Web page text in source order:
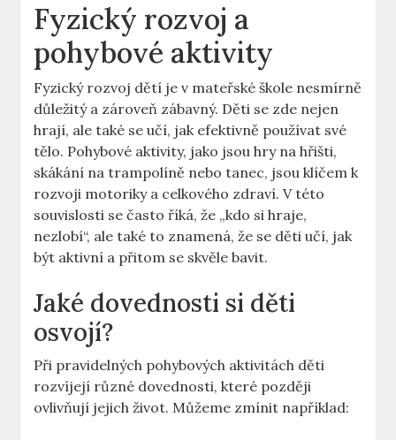
Fyzický rozvoj a​
pohybové aktivity
Fyzický rozvoj dětí je v⁤ mateřské ‌škole nesmírně
důležitý a zároveň zábavný. Děti se zde nejen
hrají, ale také se učí, ​jak efektivně používat​ své
tělo. Pohybové aktivity, jako jsou hry na hřišti,
skákání​ na trampolíně nebo tanec, jsou klíčem k
rozvoji motoriky a celkového‍ zdraví. V této
souvislosti se často říká, že „kdo si hraje, ​
nezlobí“, ale také to znamená,​ že se děti ⁢učí, jak
být aktivní a přitom se skvěle ⁣bavit.
Jaké ⁢dovednosti si děti⁤
osvojí?
Při pravidelných pohybových⁣ aktivitách ‌děti
rozvíjejí různé dovednosti, které později
ovlivňují jejich život.‍ Můžeme zmínit například: